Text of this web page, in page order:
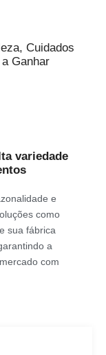
Cuidados
Ganhar
variedade
e
como
sua fábrica
a
com